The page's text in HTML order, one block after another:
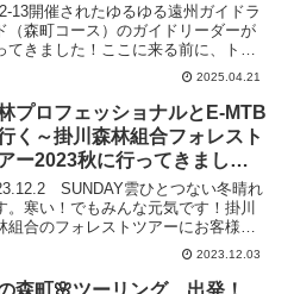
13開催されたゆるゆる遠州ガイドラ
（森町コース）のガイドリーダーが
てきました！ここに来る前に、トレ
ングで森町から春野町へ周智トンネ
超えて、また戻ってやってきまし
さすがリーダー！そのあともガイド
が入れ違いに続...
2025.04.21
プロフェッショナルとE-MTB
く～掛川森林組合フォレスト
ー2023秋に行ってきまし
SUNDAY雲ひとつない冬晴れ
。寒い！でもみんな元気です！掛川
組合のフォレストツアーにお客様と
しました。掛川森林組合を出発後、
ちゃん牧場のジャージー牛たちのい
舎のそばを走って、まずは里山ツー
2023.12.03
森町🌸ツーリング 出発！